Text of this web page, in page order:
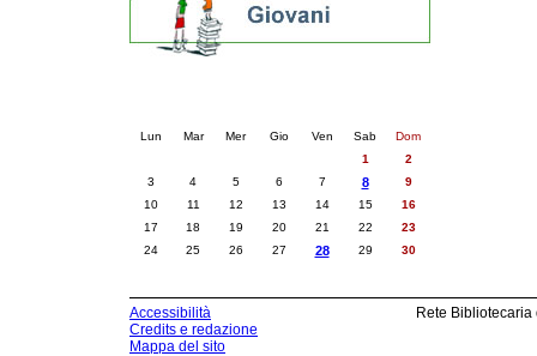
Lun Mar Mer Gio Ven Sab
Dom
1
2
3
4 5 6 7 8
9
10
11 12 13 14 15
16
17
18 19 20 21 22
23
24
25 26 27 28 29 30
Accessibilità
Credits e redazione
Mappa del sito
Rete